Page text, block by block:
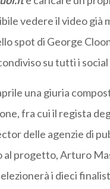
vedere il video già
spot di George
su tutti i
una giuria
fra cui il regista
delle agenzie di
al progetto, Arturo
i dieci